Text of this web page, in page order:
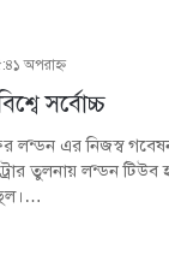
অপরাহ্ণ
সর্বোচ্চ
লন্ডন এর নিজস্ব
তুলনায় লন্ডন টিউব